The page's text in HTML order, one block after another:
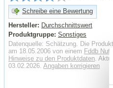
Schreibe eine Bewertung
Hersteller: Durchschnittswert
Produktgruppe: Sonstiges
Datenquelle: Schätzung. Die
am 18.05.2006 von einem Fddb
Hinweise zu den Produktdaten.
03.02.2026. Angaben korrigieren